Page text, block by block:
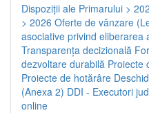
Dispoziţii ale Primarului >
> 2026 Oferte de vânzare
asociative privind eliberarea
Transparenţa decizională
dezvoltare durabilă Proiecte
Proiecte de hotărâre
(Anexa 2) DDI - Executori
online